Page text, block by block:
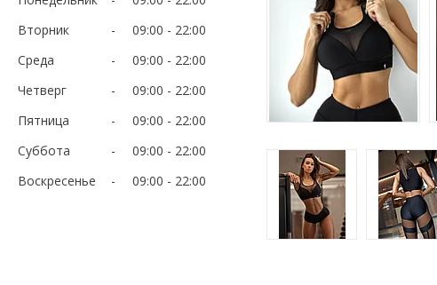
Вторник
09:00
22:00
Среда
09:00
22:00
Четверг
09:00
22:00
Пятница
09:00
22:00
Суббота
09:00
22:00
Воскресенье
09:00 22:00